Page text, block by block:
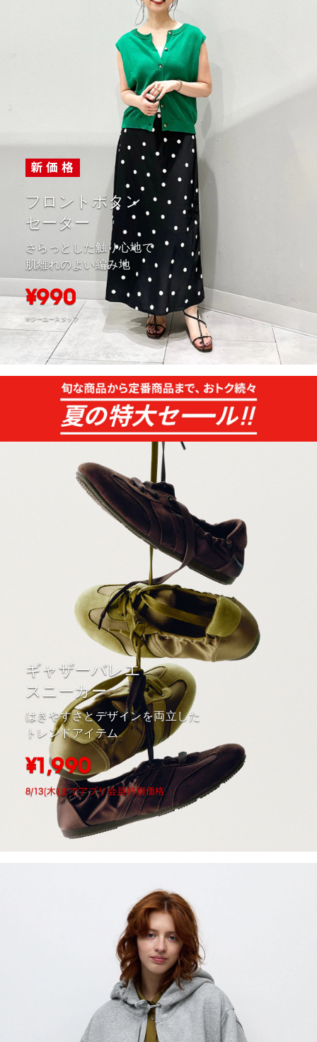
フロントボタン
セーター
さらっとした触り心地で
肌離れのよい編み地
¥990
※ジーユースタッフ
ギャザーバレエ
スニーカー
はきやすさとデザインを両立した
トレンドアイテム
¥1,990
8/13(木)までアプリ会員特別価格